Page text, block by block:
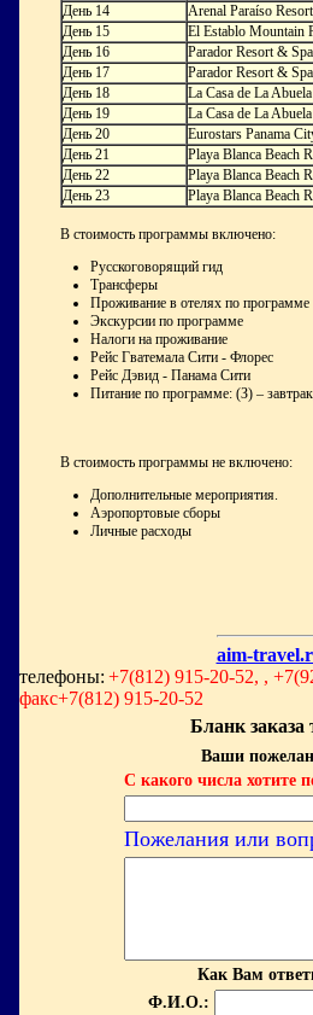
День 14
Arenal Paraíso
День 15
El Establo Mountain
День 16
Parador Resort & Spa
День 17
Parador Resort & Spa
День 18
La Casa de La Abuela
День 19
La Casa de La Abuela
День 20
Eurostars Panama
День 21
Playa Blanca Beach
День 22
Playa Blanca Beach
День 23
Playa Blanca Beach
В стоимость программы включено:
Русскоговорящий гид
Трансферы
Проживание в отелях по программе
Экскурсии по программе
Налоги на проживание
Рейс Гватемала Cити - Флорес
Рейс Дэвид - Панама Cити
Питание по программе: (З) –
В стоимость программы не включено:
Дополнительные мероприятия.
Аэропортовые сборы
Личные расходы
aim-
телефоны: +7(812) 915-20-52, ,
факс+7(812) 915-20-52
Бланк заказа
Ваши
С какого числа хотите
Пожелания или
Как Вам
Ф.И.О.: